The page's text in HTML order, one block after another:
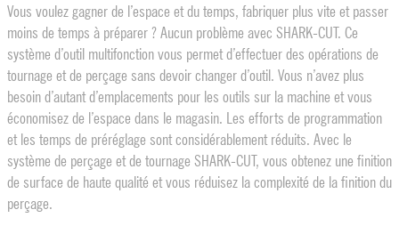
Vous voulez gagner de l’espace et du temps, fabriquer plus vite et passer
moins de temps à préparer ? Aucun problème avec SHARK-CUT. Ce
système d’outil multifonction vous permet d’effectuer des opérations de
tournage et de perçage sans devoir changer d’outil. Vous n’avez plus
besoin d’autant d’emplacements pour les outils sur la machine et vous
économisez de l’espace dans le magasin. Les efforts de programmation
et les temps de préréglage sont considérablement réduits. Avec le
système de perçage et de tournage SHARK-CUT, vous obtenez une finition
de surface de haute qualité et vous réduisez la complexité de la finition du
perçage.